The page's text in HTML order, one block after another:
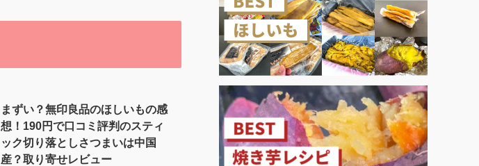
まずい？無印良品のほしいもの感
想！190円で口コミ評判のスティ
ック切り落としさつまいは中国
産？取り寄せレビュー